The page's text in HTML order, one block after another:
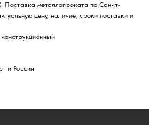
Поставка металлопроката по Санкт-
цену, наличие, сроки поставки и
и Россия